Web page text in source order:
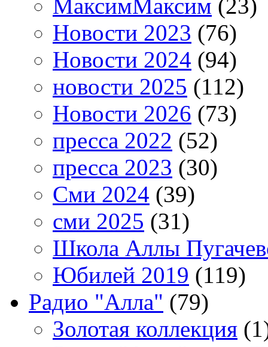
МаксимМаксим (23)
Новости 2023 (76)
Новости 2024 (94)
новости 2025 (112)
Новости 2026 (73)
пресса 2022 (52)
пресса 2023 (30)
Сми 2024 (39)
сми 2025 (31)
Школа Аллы
Юбилей 2019 (119)
Радио "Алла" (79)
Золотая коллекция